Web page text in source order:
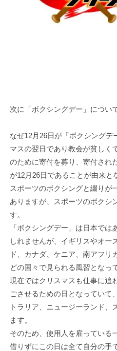
次に「ボクシングデー」について
なぜ12月26日が「ボクシングデ
マスの翌日であり教会が貧しく
のために寄付を募り、寄付され
が12月26日であることが由来と
スポーツのボクシングと綴りが
ありますが、スポーツのボクシ
す。
「ボクシングデー」は日本で
しれませんが、イギリスやオー
ド、カナダ、ケニア、南アフリ
どの国々で見られる風習となっ
現在ではクリスマスも仕事に追
ごさせるための日となっていて
トラリア、ニュージーランド、
ます。
そのため、使用人を雇っている
借りずにこの日は全て自分の手